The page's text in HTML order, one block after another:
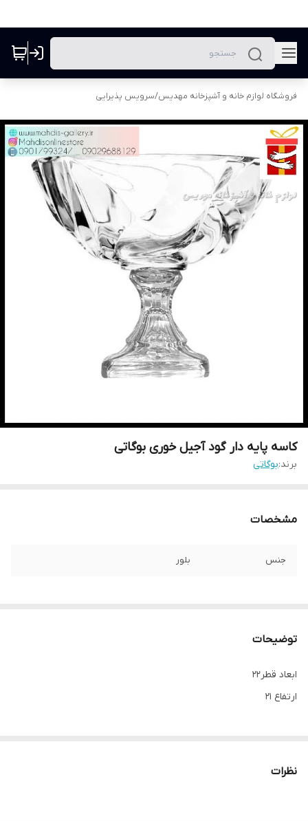
فروشگاه لوازم خانه و آشپزخانه مهدیس/سرویس پذیرایی
کاسه پایه دار گود آجیل خوری بوگاتی
برند:بوگاتی
مشخصات
جنس بلور
توضیحات
ابعاد قطر22
ارتفاع 21
نظرات